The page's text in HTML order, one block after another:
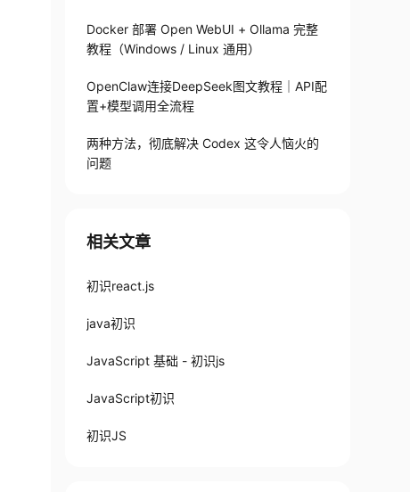
Docker 部署 Open WebUI + Ollama 完整
教程（Windows / Linux 通用）
OpenClaw连接DeepSeek图文教程｜API配
置+模型调用全流程
两种方法，彻底解决 Codex 这令人恼火的
问题
相关文章
初识react.js
java初识
JavaScript 基础 - 初识js
JavaScript初识
初识JS